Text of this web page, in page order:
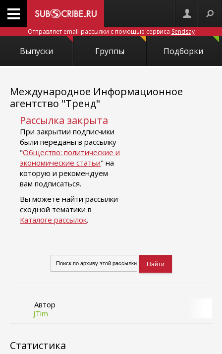
Отправляет email-рассылки с помощью сервиса Sendsay
Выпуски Группы Подборки
Международное Информационное
агентство "Тренд"
Рассылка закрыта
При закрытии подписчики
были переданы в рассылку
"Общество: политические и
экономические статьи" на
которую и рекомендуем
вам подписаться.
Вы можете найти рассылки
сходной тематики в
Каталоге рассылок.
Автор
JTim
Статистика